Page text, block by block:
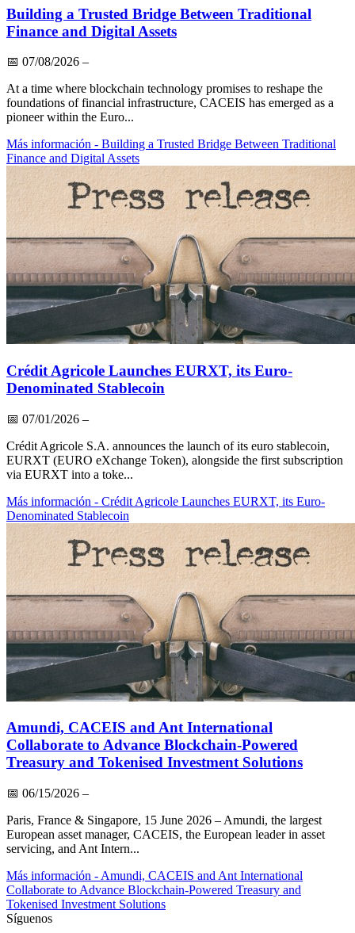
Building a Trusted Bridge Between Traditional
Finance and Digital Assets
📅 07/08/2026 –
At a time where blockchain technology promises to reshape the
foundations of financial infrastructure, CACEIS has emerged as a
pioneer within the Euro...
Más información - Building a Trusted Bridge Between Traditional
Finance and Digital Assets
Crédit Agricole Launches EURXT, its Euro-
Denominated Stablecoin
📅 07/01/2026 –
Crédit Agricole S.A. announces the launch of its euro stablecoin,
EURXT (EURO eXchange Token), alongside the first subscription
via EURXT into a toke...
Más información - Crédit Agricole Launches EURXT, its Euro-
Denominated Stablecoin
Amundi, CACEIS and Ant International
Collaborate to Advance Blockchain-Powered
Treasury and Tokenised Investment Solutions
📅 06/15/2026 –
Paris, France & Singapore, 15 June 2026 – Amundi, the largest
European asset manager, CACEIS, the European leader in asset
servicing, and Ant Intern...
Más información - Amundi, CACEIS and Ant International
Collaborate to Advance Blockchain-Powered Treasury and
Tokenised Investment Solutions
Síguenos